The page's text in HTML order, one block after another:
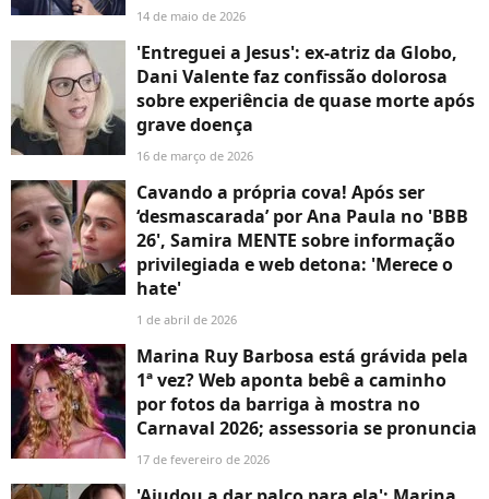
14 de maio de 2026
'Entreguei a Jesus': ex-atriz da Globo,
Dani Valente faz confissão dolorosa
sobre experiência de quase morte após
grave doença
16 de março de 2026
Cavando a própria cova! Após ser
‘desmascarada’ por Ana Paula no 'BBB
26', Samira MENTE sobre informação
privilegiada e web detona: 'Merece o
hate'
1 de abril de 2026
Marina Ruy Barbosa está grávida pela
1ª vez? Web aponta bebê a caminho
por fotos da barriga à mostra no
Carnaval 2026; assessoria se pronuncia
17 de fevereiro de 2026